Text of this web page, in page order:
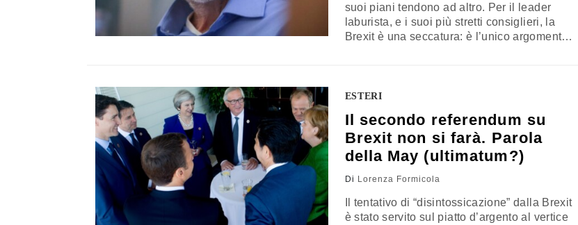
suoi piani tendono ad altro. Per il leader
laburista, e i suoi più stretti consiglieri, la
Brexit è una seccatura: è l’unico argomento
completamente a suo agio con
ESTERI
Il secondo referendum su
Brexit non si farà. Parola
della May (ultimatum?)
Di Lorenza Formicola
Il tentativo di “disintossicazione” dalla Brexit
è stato servito sul piatto d’argento al vertice